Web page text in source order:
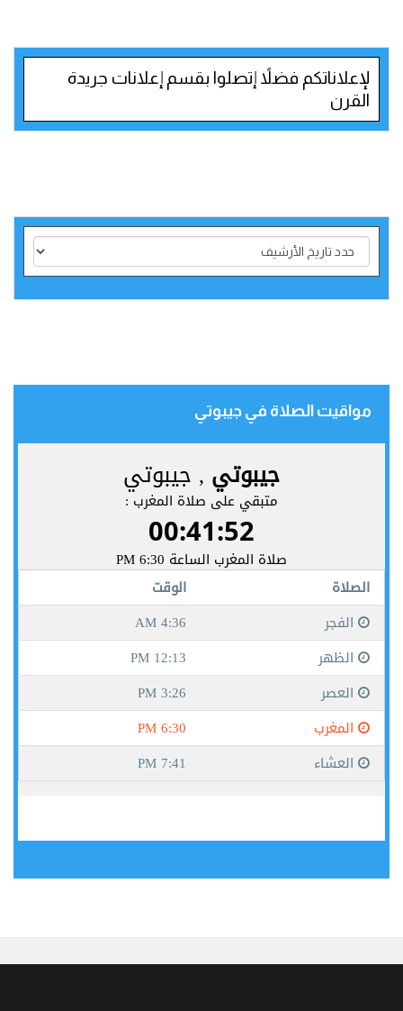
لإعلاناتكم فضلاً إتصلوا بقسم إعلانات جريدة
القرن
مواقيت الصلاة في جيبوتي‎